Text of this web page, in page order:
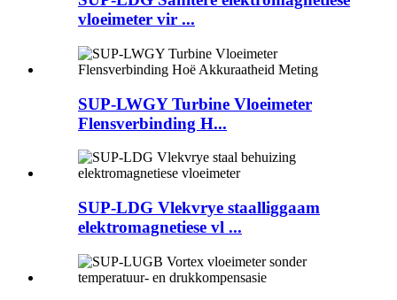
vloeimeter vir ...
SUP-LWGY Turbine Vloeimeter
Flensverbinding H...
SUP-LDG Vlekvrye staalliggaam
elektromagnetiese vl ...